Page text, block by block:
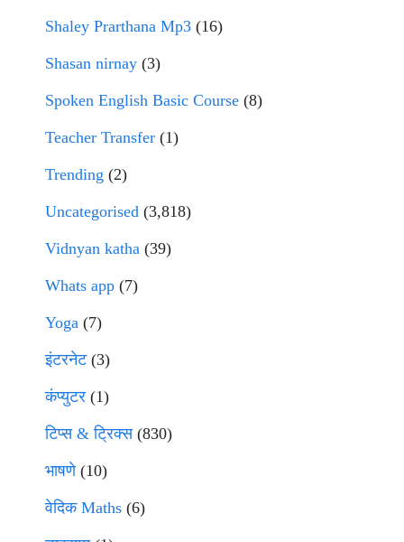
Shaley Prarthana Mp3 (16)
Shasan nirnay (3)
Spoken English Basic Course (8)
Teacher Transfer (1)
Trending (2)
Uncategorised (3,818)
Vidnyan katha (39)
Whats app (7)
Yoga (7)
इंटरनेट(3)
कंप्युटर (1)
टिप्स & ट्रिक्स(830)
भाषणे(10)
वेदिक Maths (6)